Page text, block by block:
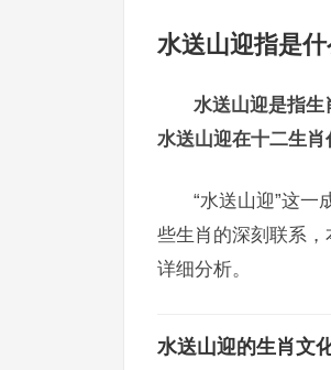
水送山迎指是
水送山迎是指
水送山迎在十二生
“水送山迎”这
些生肖的深刻联系，
详细分析。
水送山迎的生肖文